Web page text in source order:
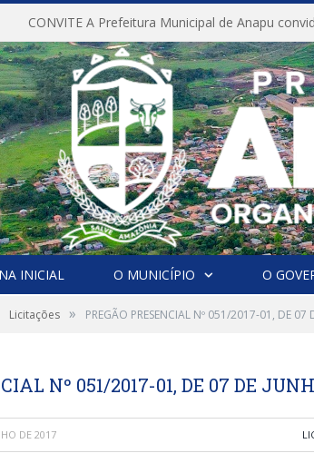
INICIAL O MUNICÍPIO O
Licitações » PREGÃO PRESENCIAL Nº 051/2017-01, DE 07
Nº 051/2017-01, DE 07 DE
DE 2017